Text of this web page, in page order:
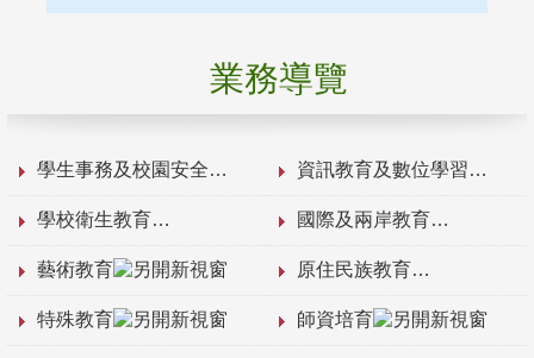
業務導覽
學生事務及校園安全 資訊教育及數位學習
學校衛生教育 國際及兩岸教育
藝術教育 原住民族教育
特殊教育 師資培育